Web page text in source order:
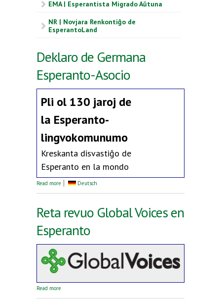
EMA | Esperantista Migrado Aŭtuna
NR | Novjara Renkontiĝo de
EsperantoLand
Deklaro de Germana
Esperanto-Asocio
Pli ol 130 jaroj de
la Esperanto-
lingvokomunumo
Kreskanta disvastiĝo de
Esperanto en la mondo
Read more about Deklaro de Germana Esperanto-Asocio
Deutsch
Reta revuo Global Voices en
Esperanto
Read more